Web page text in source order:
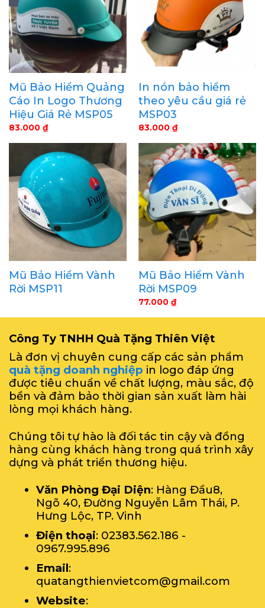
Mũ Bảo Hiểm Quảng
Cáo In Logo Thương
Hiệu Giá Rẻ MSP05
83.000 ₫
In nón bảo hiểm
theo yêu cầu giá rẻ
MSP03
83.000 ₫
Mũ Bảo Hiểm Vành
Rời MSP11
Mũ Bảo Hiểm Vành
Rời MSP09
77.000 ₫
Công Ty TNHH Quà Tặng Thiên Việt
Là đơn vị chuyên cung cấp các sản phẩm
quà tặng doanh nghiệp in logo đáp ứng
được tiêu chuẩn về chất lượng, màu sắc, độ
bền và đảm bảo thời gian sản xuất làm hài
lòng mọi khách hàng.
Chúng tôi tự hào là đối tác tin cậy và đồng
hàng cùng khách hàng trong quá trình xây
dựng và phát triển thương hiệu.
Văn Phòng Đại Diện: Hàng Đầu8,
Ngõ 40, Đường Nguyễn Lâm Thái, P.
Hưng Lộc, TP. Vinh
Điện thoại: 02383.562.186 -
0967.995.896
Email:
quatangthienvietcom@gmail.com
Website: